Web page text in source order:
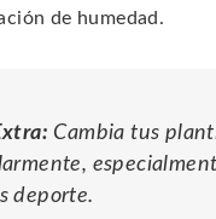
de humedad.
Cambia tus
deporte.